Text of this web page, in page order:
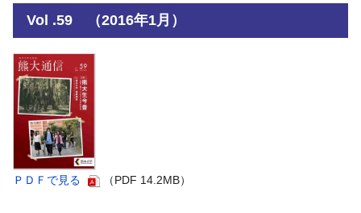
Vol .59 （2016年1月）
ＰＤＦで見る （PDF 14.2MB）